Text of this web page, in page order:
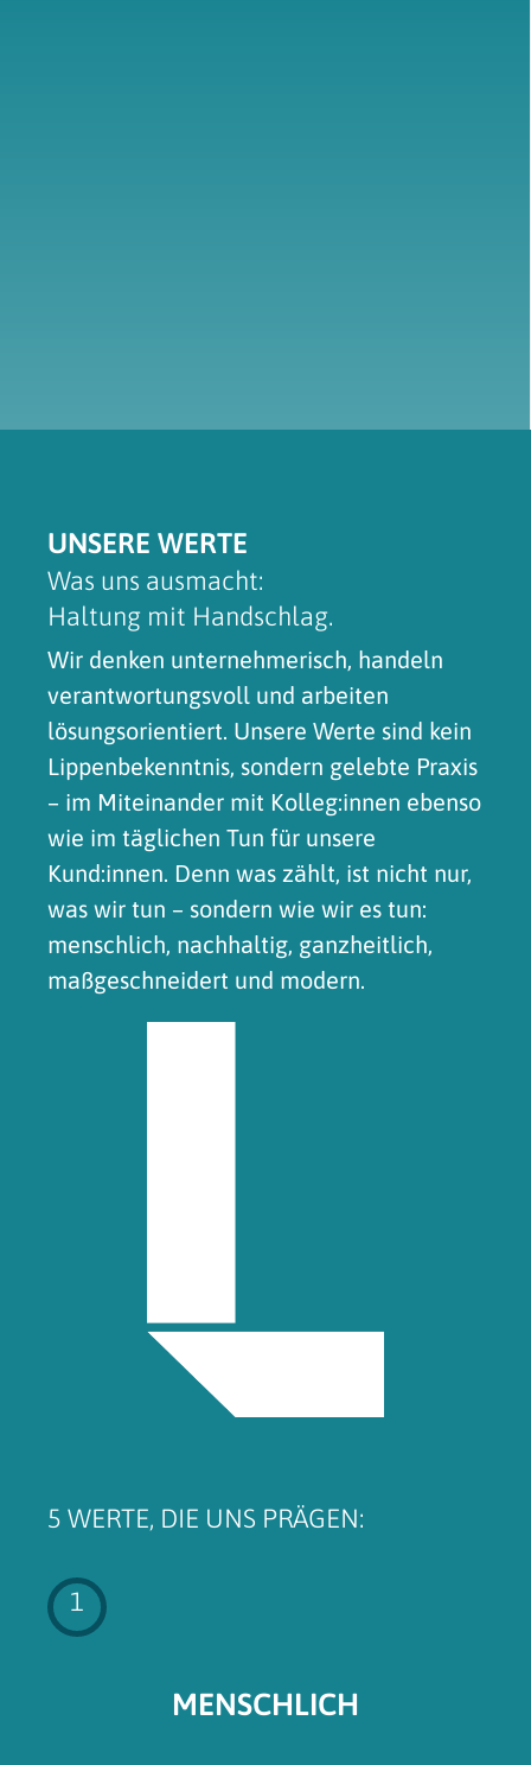
UNSERE WERTE
Was uns ausmacht:
Haltung mit Handschlag.
Wir denken unternehmerisch, handeln
verantwortungsvoll und arbeiten
lösungsorientiert. Unsere Werte sind kein
Lippenbekenntnis, sondern gelebte Praxis
– im Miteinander mit Kolleg:innen ebenso
wie im täglichen Tun für unsere
Kund:innen. Denn was zählt, ist nicht nur,
was wir tun – sondern wie wir es tun:
menschlich, nachhaltig, ganzheitlich,
maßgeschneidert und modern.
5 WERTE, DIE UNS PRÄGEN:
1
MENSCHLICH